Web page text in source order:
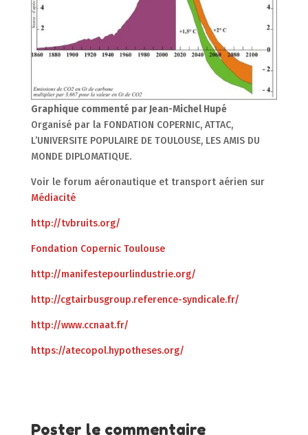
Graphique commenté par Jean-Michel Hupé
Organisé par la FONDATION COPERNIC, ATTAC,
L’UNIVERSITE POPULAIRE DE TOULOUSE, LES AMIS DU
MONDE DIPLOMATIQUE.
Voir le forum aéronautique et transport aérien sur
Médiacité
http://tvbruits.org/
Fondation Copernic Toulouse
http://manifestepourlindustrie.org/
http://cgtairbusgroup.reference-syndicale.fr/
http://www.ccnaat.fr/
https://atecopol.hypotheses.org/
Poster le commentaire